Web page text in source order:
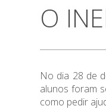
O
No dia 28 de
alunos foram
como pedir